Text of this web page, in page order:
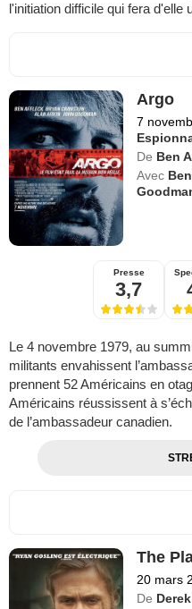
l'initiation difficile qui fera d'elle
Argo
7
De Ben
Avec
Presse
3,7
Le 4 novembre 1979, au
militants envahissent
prennent 52 Américains en
Américains réussissent à
de l’ambassadeur canadien.
The
20 mars
De